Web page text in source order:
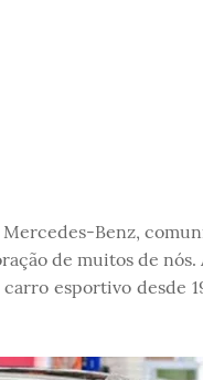
Benz,
de muitos de nós.
esportivo desde